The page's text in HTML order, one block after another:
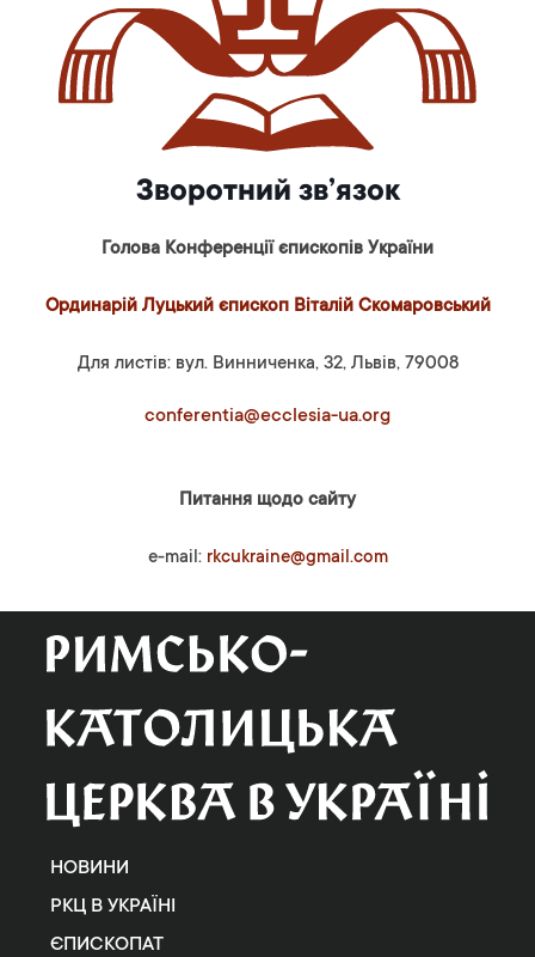
Зворотний зв’язок
Голова Конференції єпископів України
Ординарій Луцький єпископ Віталій Скомаровський
Для листів: вул. Винниченка, 32, Львів, 79008
conferentia@ecclesia-ua.org
Питання щодо сайту
e-mail: rkcukraine@gmail.com
НОВИНИ
РКЦ В УКРАЇНІ
ЄПИСКОПАТ